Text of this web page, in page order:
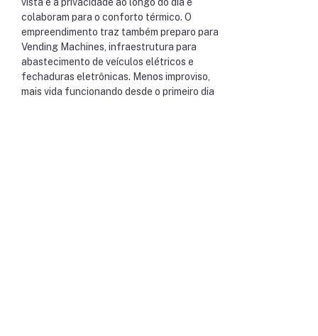
colaboram para o conforto térmico. O
empreendimento traz também preparo para
Vending Machines, infraestrutura para
abastecimento de veículos elétricos e
fechaduras eletrônicas. Menos improviso,
mais vida funcionando desde o primeiro dia